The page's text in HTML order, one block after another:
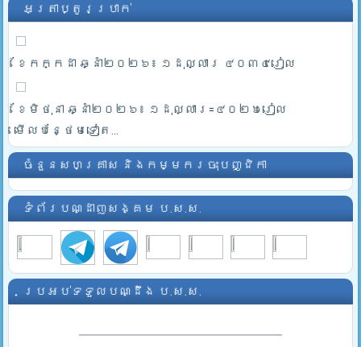
អត្រាប្តូរប្រាក់
ខែកក្កដា ឆ្នាំ២០២៦៖ ១ដុល្លារ ៤០៣៤រៀល
ខែមិថុនា ឆ្នាំ២០២៦៖ ១ដុល្លារ=៤០២៦រៀល
មើលបន្ថែមទៀត...
ចំនួនសហគ្រាស និងកម្មករចុះបញ្ជិកា
ទំព័របណ្ដាញសង្គម ប.ស.ស.
ប្រអប់ទទួលបណ្ដឹង ប.ស.ស.